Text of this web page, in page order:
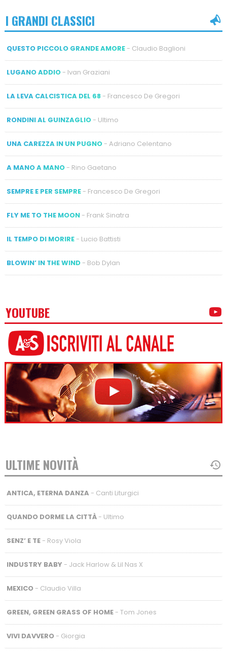
I GRANDI CLASSICI
QUESTO PICCOLO GRANDE AMORE- Claudio Baglioni
LUGANO ADDIO- Ivan Graziani
LA LEVA CALCISTICA DEL 68- Francesco De Gregori
RONDINI AL GUINZAGLIO- Ultimo
UNA CAREZZA IN UN PUGNO- Adriano Celentano
A MANO A MANO- Rino Gaetano
SEMPRE E PER SEMPRE- Francesco De Gregori
FLY ME TO THE MOON- Frank Sinatra
IL TEMPO DI MORIRE- Lucio Battisti
BLOWIN’ IN THE WIND- Bob Dylan
YOUTUBE
ULTIME NOVITÀ
ANTICA, ETERNA DANZA - Canti Liturgici
QUANDO DORME LA CITTÀ- Ultimo
SENZ’ E TE- Rosy Viola
INDUSTRY BABY - Jack Harlow & Lil Nas X
MEXICO- Claudio Villa
GREEN, GREEN GRASS OF HOME- Tom Jones
VIVI DAVVERO- Giorgia